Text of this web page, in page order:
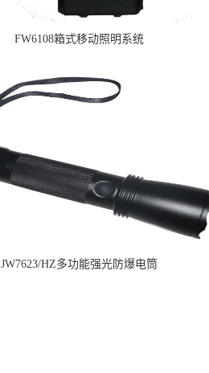
FW6108箱式移动照明系统
JW7623/HZ多功能强光防爆电筒